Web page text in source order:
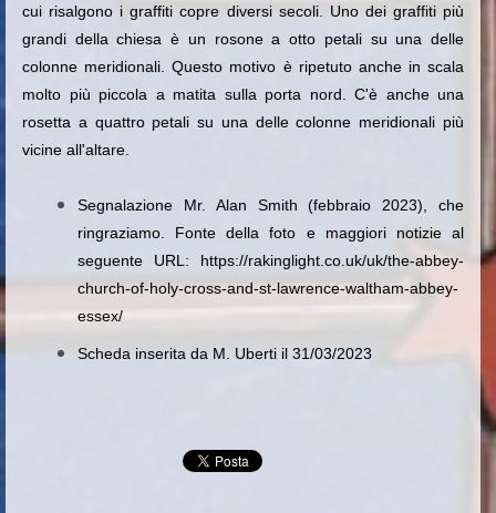
cui risalgono i graffiti copre diversi secoli. Uno dei graffiti più
grandi della chiesa è un rosone a otto petali su una delle
colonne meridionali. Questo motivo è ripetuto anche in scala
molto più piccola a matita sulla porta nord. C'è anche una
rosetta a quattro petali su una delle colonne meridionali più
vicine all'altare.
Segnalazione Mr. Alan Smith (febbraio 2023), che
ringraziamo. Fonte della foto e maggiori notizie al
seguente URL: https://rakinglight.co.uk/uk/the-abbey-
church-of-holy-cross-and-st-lawrence-waltham-abbey-
essex/
Scheda inserita da M. Uberti il 31/03/2023